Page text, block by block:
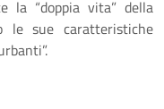
la “doppia vita” della
le sue caratteristiche